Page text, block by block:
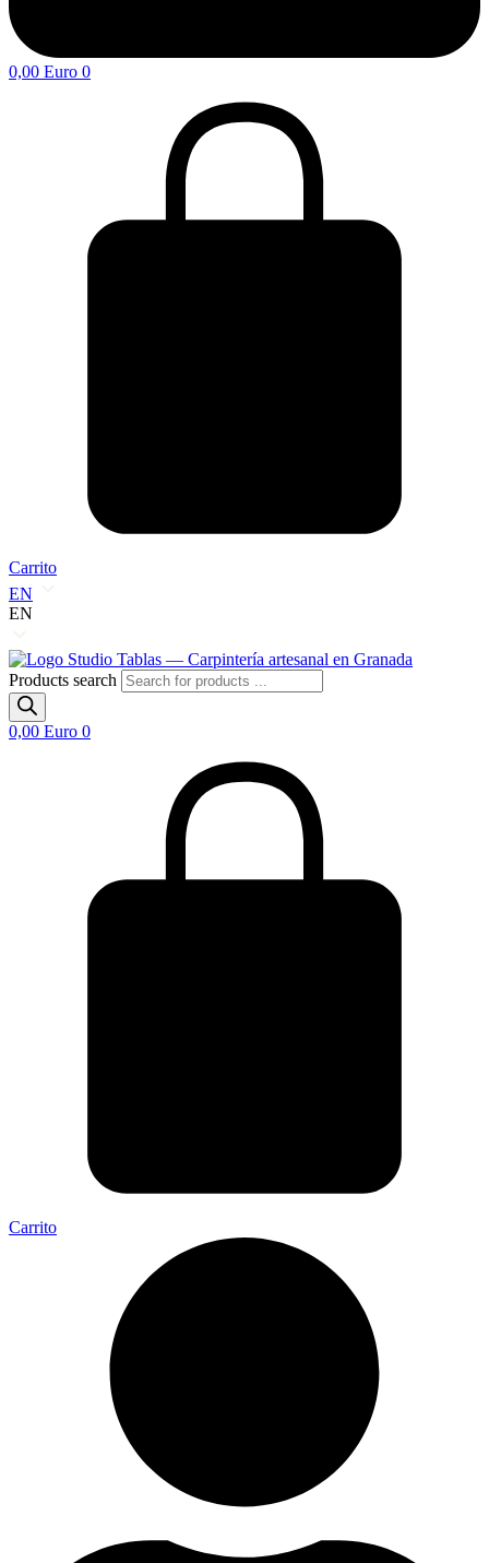
0,00 Euro 0
Carrito
EN
EN
Products search
0,00 Euro 0
Carrito